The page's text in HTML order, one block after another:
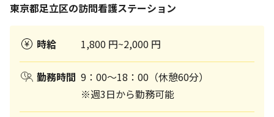
東京都足立区の訪問看護ステーション
時給 1,800 円~2,000 円
勤務時間 9：00～18：00（休憩60分）
※週3日から勤務可能